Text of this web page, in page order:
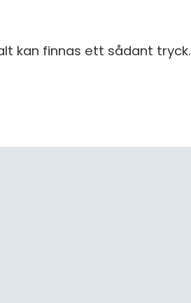
kan finnas ett sådant tryck.